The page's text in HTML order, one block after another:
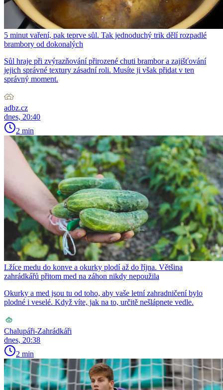
5 minut vaření, pak teprve sůl. Tak jednoduchý trik dělí rozpadlé
brambory od dokonalých
Sůl hraje při zvýrazňování přirozené chuti brambor a zajišťování
jejich správné textury zásadní roli. Musíte ji však přidat v ten
správný moment.
adbz.cz
dnes, 20:40
2 min
Lžíce medu do konve a okurky plodí až do října. Většina
zahrádkářů přitom med na záhon nikdy nepoužila
Okurky a med jsou tu od toho, aby vaše letní zahradničení bylo
plodné i veselé. Když víte, jak na to, určitě nešlápnete vedle.
Chalupáři-Zahrádkáři
dnes, 20:38
2 min